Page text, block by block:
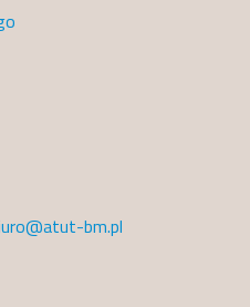
bm.pl